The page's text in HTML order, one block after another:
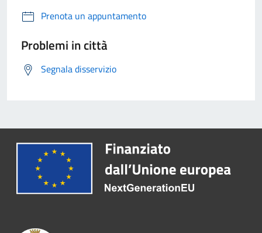
Prenota un appuntamento
Problemi in città
Segnala disservizio